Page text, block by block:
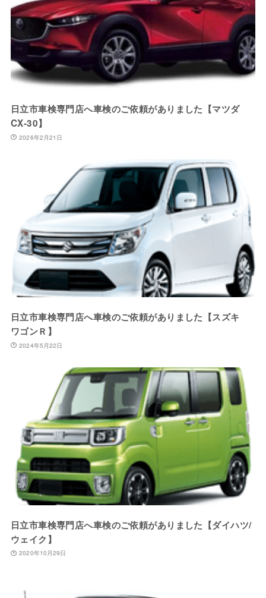
日立市車検専門店へ車検のご依頼がありました【マツダ
CX-30】
2026年2月21日
日立市車検専門店へ車検のご依頼がありました【スズキ
ワゴンＲ】
2024年5月22日
日立市車検専門店へ車検のご依頼がありました【ダイハツ/
ウェイク】
2020年10月29日